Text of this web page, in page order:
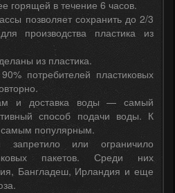
горящей в течение 6 часов.
позволяет сохранить до 2/3
производства пластика из
из пластика.
потребителей пластиковых
и доставка воды — самый
способ подачи воды. К
самым популярным.
или ограничило
пакетов. Среди них
Бангладеш, Ирландия и еще